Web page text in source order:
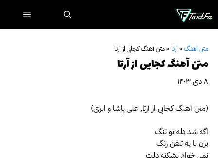
محتوا
فهرست
متن آهنگ »آرتا »متن آهنگ کجایی از آرتا
متن آهنگ کجایی از آرتا
۸ دی ۱۴۰۳
(متن آهنگ کجایی از آرتا, علی پاشا و ابری)
اگه شد دله تو تنگ
بزن با یه تلفن زنگ
نمی خوام بشکنه دلت